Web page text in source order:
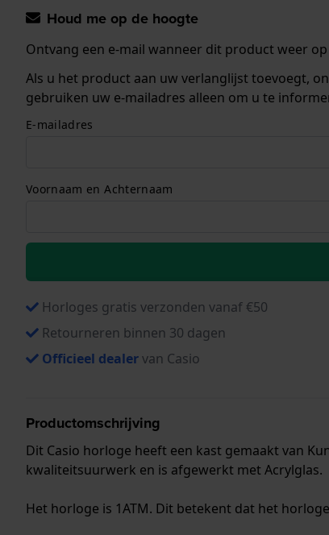
Houd me op de hoogte
Ontvang een e-mail wanneer dit product weer
Als u het product aan uw verlanglijst toevoegt,
gebruiken uw e-mailadres alleen om u te
E-mailadres
Voornaam en Achternaam
Horloges gratis verzonden vanaf €50
Retourneren binnen 30 dagen
Officieel dealervan Casio
Productomschrijving
Dit Casio horloge heeft een kast gemaakt van
kwaliteitsuurwerk en is afgewerkt met Acrylglas.
Het horloge is 1ATM. Dit betekent dat het